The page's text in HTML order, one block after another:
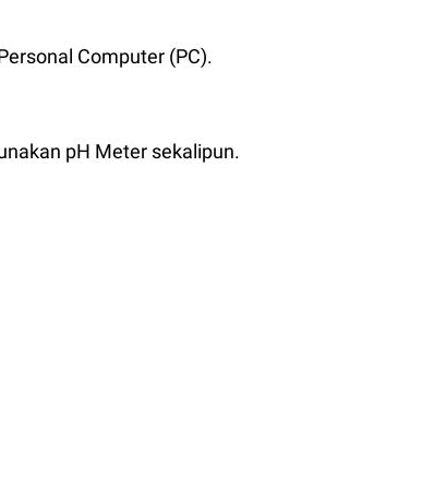
Computer (PC).
pH Meter sekalipun.